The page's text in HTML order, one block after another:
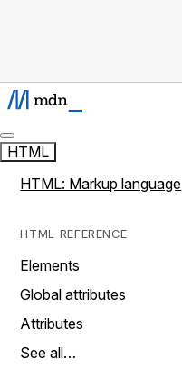
HTML
HTML: Markup language
HTML REFERENCE
Elements
Global attributes
Attributes
See all…